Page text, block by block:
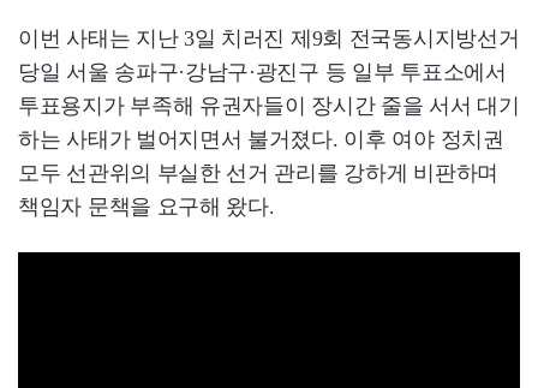
이번 사태는 지난 3일 치러진 제9회 전국동시지방선거
당일 서울 송파구·강남구·광진구 등 일부 투표소에서
투표용지가 부족해 유권자들이 장시간 줄을 서서 대기
하는 사태가 벌어지면서 불거졌다. 이후 여야 정치권
모두 선관위의 부실한 선거 관리를 강하게 비판하며
책임자 문책을 요구해 왔다.